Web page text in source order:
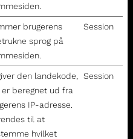
brugerens
sprog på
Session
den landekode,
beregnet ud fra
IP-adresse.
til at
hvilket
Session